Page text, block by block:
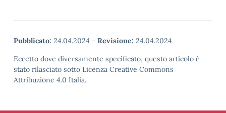
Pubblicato: 24.04.2024 - Revisione: 24.04.2024
Eccetto dove diversamente specificato, questo articolo è
stato rilasciato sotto Licenza Creative Commons
Attribuzione 4.0 Italia.